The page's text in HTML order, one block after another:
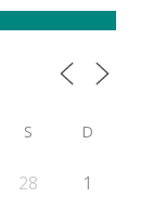
S D
28 1